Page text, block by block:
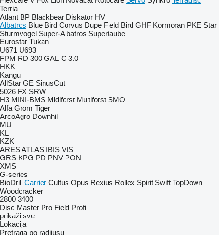
Terria
Atlant BP Blackbear Diskator HV
Albatros Blue Bird Corvus Dupe Field Bird GHF Kormoran PKE Star
Sturmvogel Super-Albatros Supertaube
Eurostar Tukan
U671 U693
FPM RD 300 GAL-C 3.0
HKK
Kangu
AllStar GE SinusCut
5026 FX SRW
H3 MINI-BMS Midiforst Multiforst SMO
Alfa Grom Tiger
ArcoAgro Downhil
MU
KL
KZK
ARESATLAS IBIS VIS
GRS KPG PD PNV PON
XMS
G-series
BioDrill Carrier Cultus Opus Rexius Rollex Spirit Swift TopDown
Woodcracker
2800 3400
Disc Master Pro Field Profi
prikaži sve
Lokacija
Pretraga po radijusu